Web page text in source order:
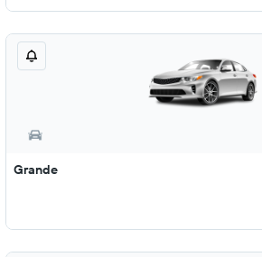
Grande